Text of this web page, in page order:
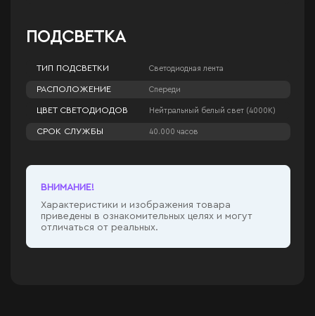
ПОДСВЕТКА
ТИП ПОДСВЕТКИ Светодиодная лента
РАСПОЛОЖЕНИЕ Спереди
ЦВЕТ СВЕТОДИОДОВ Нейтральный белый свет (4000К)
СРОК СЛУЖБЫ 40.000 часов
ВНИМАНИЕ!
Характеристики и изображения товара
приведены в ознакомительных целях и могут
отличаться от реальных.